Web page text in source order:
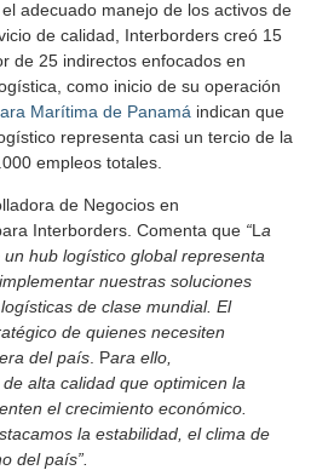
adecuado manejo de los activos de
de calidad, Interborders creó 15
de 25 indirectos enfocados en
como inicio de su operación
Marítima de Panamá indican que
representa casi un tercio de la
empleos totales.
de Negocios en
Interborders. Comenta que “L a
hub logístico global representa
nuestras soluciones
de clase mundial. El
de quienes necesiten
del país . Para ello,
alta calidad que optimicen la
el crecimiento económico.
la estabilidad, el clima de
del país”.